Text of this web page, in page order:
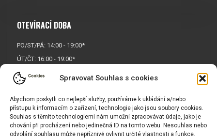
Spravovat Souhlas s cookies
Abychom poskytli co nejlepší služby, používáme k ukládání a/nebo
přístupu k informacím o zařízení, technologie jako jsou soubory cookies.
Souhlas s těmito technologiemi nám umožní zpracovávat údaje, jako je
chování při procházení nebo jedinečná ID na tomto webu. Nesouhlas nebo
odvolání souhlasu může nepříznivě ovlivnit určité vlastnosti a funkce.
OTEVÍRACÍ DOBA
PO/ST/PÁ: 14:00 - 19:00*
ÚT/ČT: 16:00 - 19:00*
Sobota: 9:00 - 17:00*
Neděle:
* Říjen, listopad a prosinec
OTEVŘENO POUZE
PO/ST/PÁ